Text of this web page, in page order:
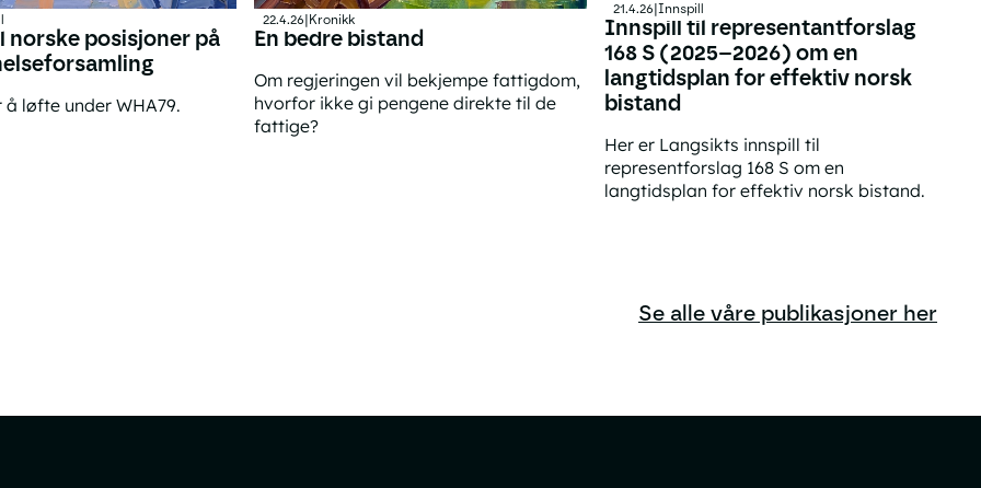
posisjoner på
løfte under WHA79.
posisjoner på verdens helseforsamling
22.4.26 Kronikk
En bedre bistand
Om regjeringen vil bekjempe fattigdom,
hvorfor ikke gi pengene direkte til de
fattige?
21.4.26 Innspill
Innspill til representantforslag
168 S (2025–2026) om en
langtidsplan for effektiv norsk
bistand
Her er Langsikts innspill til
representforslag 168 S om en
langtidsplan for effektiv norsk bistand.
Se alle våre publikasjoner her